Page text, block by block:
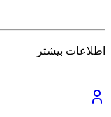
اطلاعات بیشتر